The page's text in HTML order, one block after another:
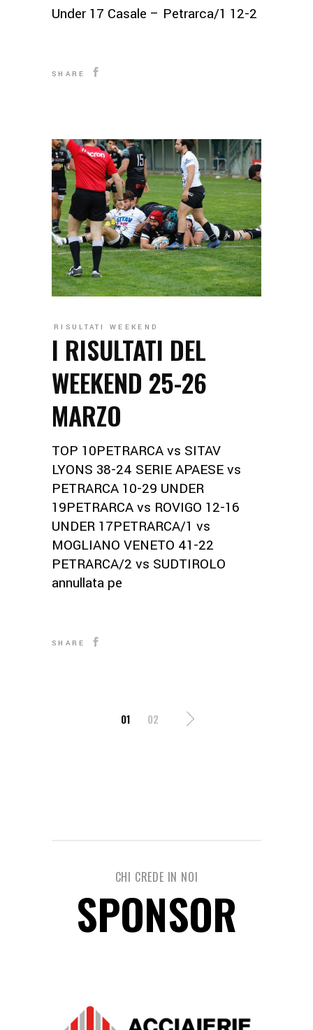
Under 17 Casale – Petrarca/1 12-2
SHARE
RISULTATI WEEKEND
I RISULTATI DEL
WEEKEND 25-26
MARZO
TOP 10PETRARCA vs SITAV
LYONS 38-24 SERIE APAESE vs
PETRARCA 10-29 UNDER
19PETRARCA vs ROVIGO 12-16
UNDER 17PETRARCA/1 vs
MOGLIANO VENETO 41-22
PETRARCA/2 vs SUDTIROLO
annullata pe
SHARE
POSTS01 02
CHI CREDE IN NOI
SPONSOR